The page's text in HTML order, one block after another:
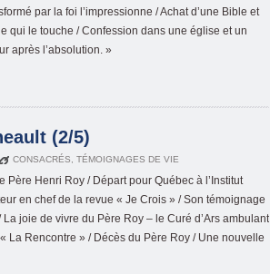
par la foi l’impressionne / Achat d’une Bible et
qui le touche / Confession dans une église et un
après l’absolution. »
(2/5)
CONSACRÉS TÉMOIGNAGES DE VIE
Père Henri Roy / Départ pour Québec à l’Institut
en chef de la revue « Je Crois » / Son témoignage
joie de vivre du Père Roy – le Curé d’Ars ambulant
La Rencontre » / Décès du Père Roy / Une nouvelle